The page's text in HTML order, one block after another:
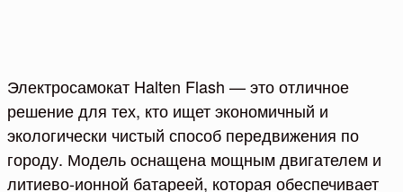
Электросамокат Halten Flash — это отличное
решение для тех, кто ищет экономичный и
экологически чистый способ передвижения по
городу. Модель оснащена мощным двигателем и
литиево-ионной батареей, которая обеспечивает